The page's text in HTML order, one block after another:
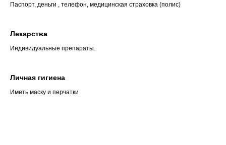
Паспорт, деньги , телефон, медицинская страховка (полис)
Лекарства
Индивидуальные препараты.
Личная гигиена
Иметь маску и перчатки